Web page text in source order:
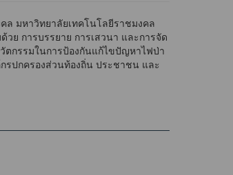
ล มหาวิทยาลัยเทคโนโลยีราชมงคล
ย การบรรยาย การเสวนา และการจัด
ตกรรมในการป้องกันแก้ไขปัญหาไฟป่า
รปกครองส่วนท้องถิ่น ประชาชน และ